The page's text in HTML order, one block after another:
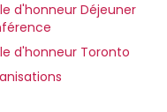
d'honneur Déjeuner
d'honneur Toronto